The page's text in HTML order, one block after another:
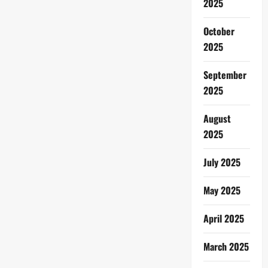
2025
October
2025
September
2025
August
2025
July 2025
May 2025
April 2025
March 2025